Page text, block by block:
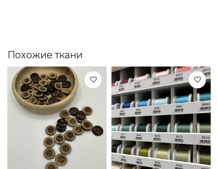
Похожие ткани